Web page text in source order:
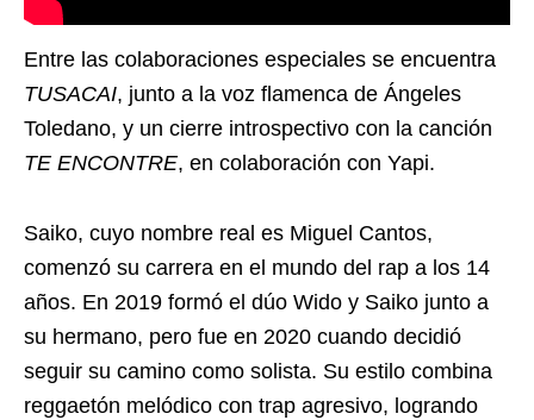
Entre las colaboraciones especiales se encuentra
TUSACAI, junto a la voz flamenca de Ángeles
Toledano, y un cierre introspectivo con la canción
TE ENCONTRE, en colaboración con Yapi.
Saiko, cuyo nombre real es Miguel Cantos,
comenzó su carrera en el mundo del rap a los 14
años. En 2019 formó el dúo Wido y Saiko junto a
su hermano, pero fue en 2020 cuando decidió
seguir su camino como solista. Su estilo combina
reggaetón melódico con trap agresivo, logrando